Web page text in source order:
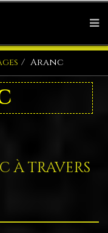
Aranc
à travers